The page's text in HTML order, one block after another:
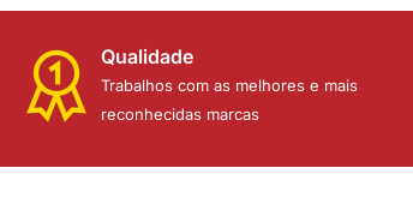
Qualidade
Trabalhos com as melhores e mais
reconhecidas marcas